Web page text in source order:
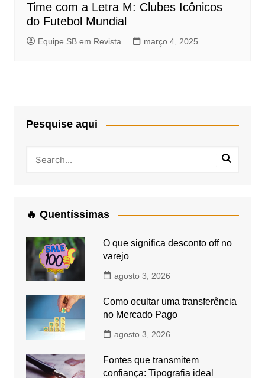
Time com a Letra M: Clubes Icônicos
do Futebol Mundial
Equipe SB em Revista março 4, 2025
Pesquise aqui
🔥 Quentíssimas
O que significa desconto off no
varejo
agosto 3, 2026
Como ocultar uma transferência
no Mercado Pago
agosto 3, 2026
Fontes que transmitem
confiança: Tipografia ideal